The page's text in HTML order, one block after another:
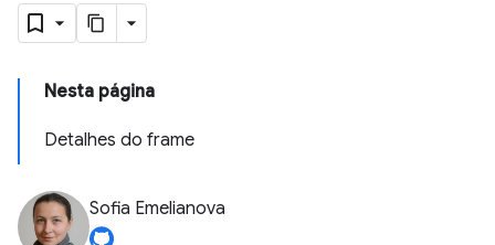
Nesta página
Detalhes do frame
Sofia Emelianova